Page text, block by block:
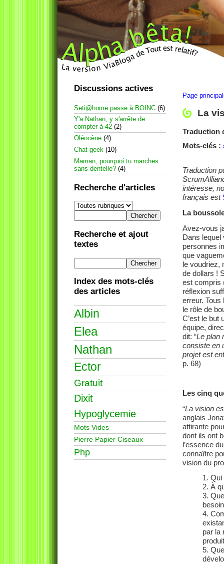
Page
La
Traduction
Mots-clés :
Traduction
intéresse,
français est
La
Avez-vous
Dans
personnes
que
le voudriez,
de dollars !
est compris
réflexion
erreur. Tous
le rôle de
C’est le but
équipe,
dit: “Le plan
consiste en
projet est
p. 68)
Les cinq
“La vision
anglais
attirante
dont ils ont
l’essence
connaître
vision du
Qui
À
par la
Discussions actives
Seti@home passe à BOINC (6)
Y'a Nathan, y s'arrête de
compter à 42 (2)
Oléocène (4)
Chat geek (10)
Maman, pourquoi tu marches
sans dentelle? (4)
Recherche d'articles
Recherche et ajout
textes
Index des mots-clés
des articles
Albin
Elea
Nathan
Ector
Gratuit
Dixit
Hypoglycemie
Mots Vides
Pierre Papier Ciseaux
Php